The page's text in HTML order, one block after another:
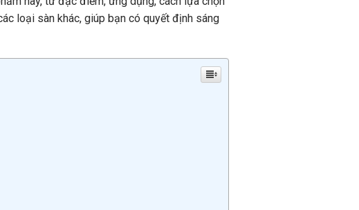
loại sàn khác, giúp bạn có quyết định sáng